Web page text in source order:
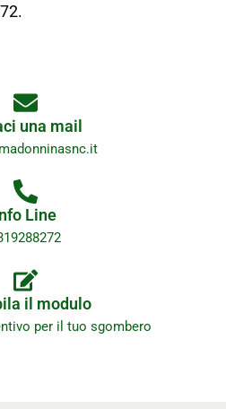
una mail
Line
il modulo
per il tuo sgombero